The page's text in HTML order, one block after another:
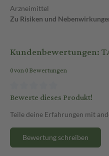
Arzneimittel
Zu Risiken und
Kundenbewertungen:
0 von 0 Bewertungen
Bewerte dieses Produkt!
Teile deine Erfahrungen mit
Bewertung schreiben